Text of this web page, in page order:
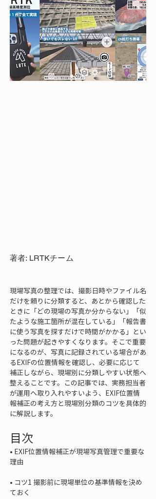
著者: LRTKチーム
現場写真の整理では、撮影日時やファイル名
だけを頼りに分類すると、あとから確認した
ときに「どの現場の写真か分からない」「似
たような施工箇所が混在している」「報告書
に使う写真を探すだけで時間がかかる」とい
った問題が起きやすくなります。そこで重要
になるのが、写真に記録されている場合があ
るEXIFの位置情報を確認し、必要に応じて
補正しながら、現場別に分類しやすい状態へ
整えることです。この記事では、実務担当者
が運用へ取り入れやすいよう、EXIF位置情
報補正の考え方と現場別分類のコツを具体的
に解説します。
目次
• EXIF位置情報補正が現場写真管理で重要な
• コツ1 撮影前に現場単位の基準情報を決め